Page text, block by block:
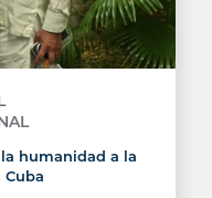
humanidad a la